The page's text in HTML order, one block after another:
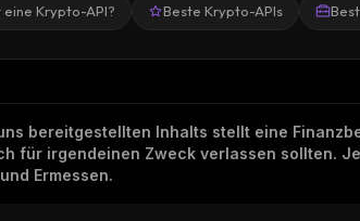
eine Krypto-API? Beste Krypto-APIs
bereitgestellten Inhalts stellt eine
für irgendeinen Zweck verlassen sollten.
Ermessen.